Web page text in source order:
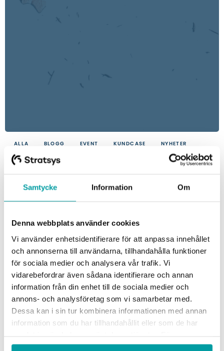
Samtycke Information Om
Denna webbplats använder cookies
Vi använder enhetsidentifierare för att anpassa innehållet
och annonserna till användarna, tillhandahålla funktioner
för sociala medier och analysera vår trafik. Vi
vidarebefordrar även sådana identifierare och annan
information från din enhet till de sociala medier och
annons- och analysföretag som vi samarbetar med.
Dessa kan i sin tur kombinera informationen med annan
information som du har tillhandahållit eller som de har
information, se vårintegritetspolicy.
ALLA BLOGG EVENT KUNDCASE NYHETER
VIDEOS
Resursplanering.
Anmäl dig till utbildning!
Tisdagsteasern är denna gång ett tips
om vår nya utbildning för produkten
Resursplanering.
Utbildningen syftar till att stödja alla er
som behöver uppfräschade kunskaper
kring systemet och stöd kring hur man